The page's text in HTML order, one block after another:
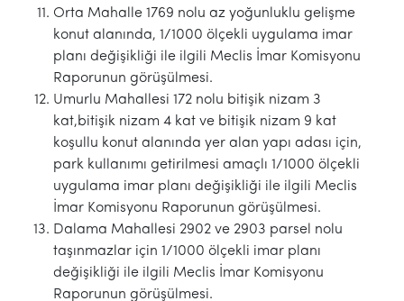
Orta Mahalle 1769 nolu az yoğunluklu gelişme
konut alanında, 1/1000 ölçekli uygulama imar
planı değişikliği ile ilgili Meclis İmar Komisyonu
Raporunun görüşülmesi.
Umurlu Mahallesi 172 nolu bitişik nizam 3
kat,bitişik nizam 4 kat ve bitişik nizam 9 kat
koşullu konut alanında yer alan yapı adası için,
park kullanımı getirilmesi amaçlı 1/1000 ölçekli
uygulama imar planı değişikliği ile ilgili Meclis
İmar Komisyonu Raporunun görüşülmesi.
Dalama Mahallesi 2902 ve 2903 parsel nolu
taşınmazlar için 1/1000 ölçekli imar planı
değişikliği ile ilgili Meclis İmar Komisyonu
Raporunun görüşülmesi.